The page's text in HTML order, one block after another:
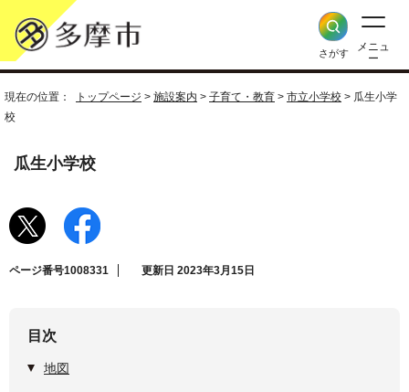
さがす
メニュ
ー
現在の位置： トップページ > 施設案内 > 子育て・教育 > 市立小学校 > 瓜生小学
校
瓜生小学校
ページ番号1008331 更新日 2023年3月15日
目次
地図